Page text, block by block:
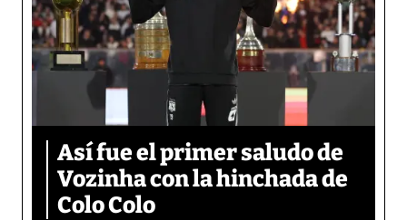
Así fue el primer saludo de
Vozinha con la hinchada de
Colo Colo